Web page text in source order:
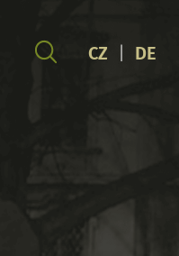
CZ DE